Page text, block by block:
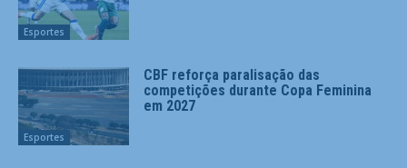
Esportes
Esportes
CBF reforça paralisação das
competições durante Copa Feminina
em 2027